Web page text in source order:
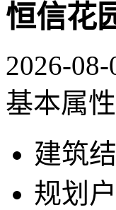
恒信花
2026-
基本属性
建筑
规划